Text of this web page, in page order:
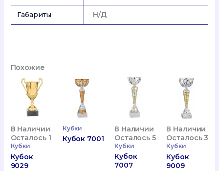
Габариты Н/Д
Похожие
В Наличии
Осталось 1
Кубки
Кубок
9029
Кубки
Кубок 7001
В Наличии
Осталось 5
Кубки
Кубок
7007
В Наличии
Осталось 3
Кубки
Кубок
9009